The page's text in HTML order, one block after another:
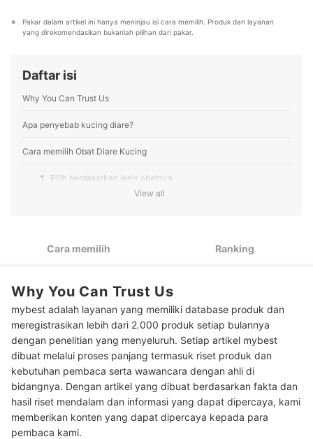
Profil drh. Doel
Berbagai tema konten, mulai dari kosmetik, kebutuhan
sehari-hari, elektronik rumah tangga, hingga jasa bisa
Pakar dalam artikel ini hanya meninjau isi cara memilih. Produk dan layanan
yang direkomendasikan bukanlah pilihan dari pakar.
Daftar isi
Why You Can Trust Us
Apa penyebab kucing diare?
Cara memilih Obat Diare Kucing
1 Pilih berdasarkan jenis obatnya
4 Perhatikan efek sampingnya
Peringkat Obat Diare Kucing Terbaik
Pertanyaan umum seputar diare kucing
Apakah pertolongan pertama yang bisa dilakukan saat kucing diare?
Apakah kucing yang diare harus berpuasa?
Baca juga rekomendasi produk perawatan lainnya untuk kucing di
sini
View all
Cara memilih Ranking
Why You Can Trust Us
mybest adalah layanan yang memiliki database produk dan
meregistrasikan lebih dari 2.000 produk setiap bulannya
dengan penelitian yang menyeluruh. Setiap artikel mybest
dibuat melalui proses panjang termasuk riset produk dan
kebutuhan pembaca serta wawancara dengan ahli di
bidangnya. Dengan artikel yang dibuat berdasarkan fakta dan
hasil riset mendalam dan informasi yang dapat dipercaya, kami
memberikan konten yang dapat dipercaya kepada para
pembaca kami.